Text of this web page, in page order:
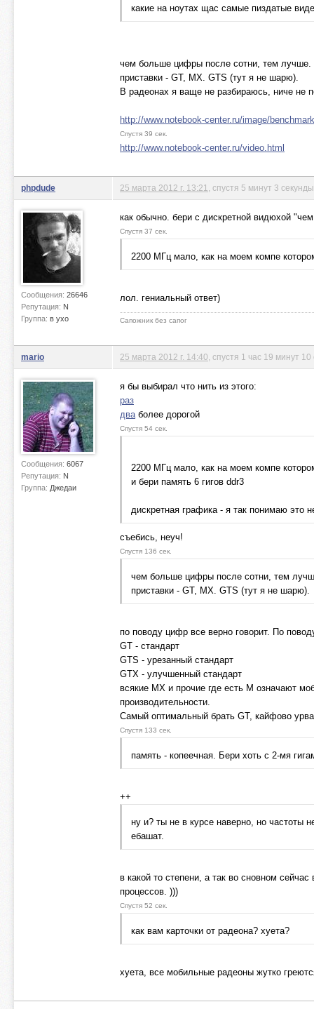
какие на ноутах щас самые пиздатые
чем больше цифры после сотни, тем лучше.
приставки - GT, MX. GTS (тут я не шарю).
В радеонах я ваще не разбираюсь, ниче не
http://www.notebook-center.ru/image/
Спустя 39 сек.
http://www.notebook-center.ru/video.html
phpdude
Сообщения: 26646
Репутация: N
Группа: в ухо
25 марта 2012 г. 13:21 , спустя 5 минут 3 секунды
как обычно. бери с дискретной видюхой
Спустя 37 сек.
2200 МГц мало, как на моем компе
лол. гениальный ответ)
Сапожник без сапог
mario
Сообщения: 6067
Репутация: N
Группа: Джедаи
25 марта 2012 г. 14:40 , спустя 1 час 19 минут 10
я бы выбирал что нить из этого:
раз
дваболее дорогой
Спустя 54 сек.
2200 МГц мало, как на моем компе
и бери память 6 гигов ddr3
дискретная графика - я так понимаю это
съебись, неуч!
Спустя 136 сек.
чем больше цифры после сотни, тем
приставки - GT, MX. GTS (тут я не шарю).
по поводу цифр все верно говорит. По
GT - стандарт
GTS - урезанный стандарт
GTX - улучшенный стандарт
всякие MX и прочие где есть M означают
производительности.
Самый оптимальный брать GT, кайфово
Спустя 133 сек.
память - копеечная. Бери хоть с 2-мя
++
ну и? ты не в курсе наверно, но частоты
ебашат.
в какой то степени, а так во сновном
процессов. )))
Спустя 52 сек.
как вам карточки от радеона? хуета?
хуета, все мобильные радеоны жутко